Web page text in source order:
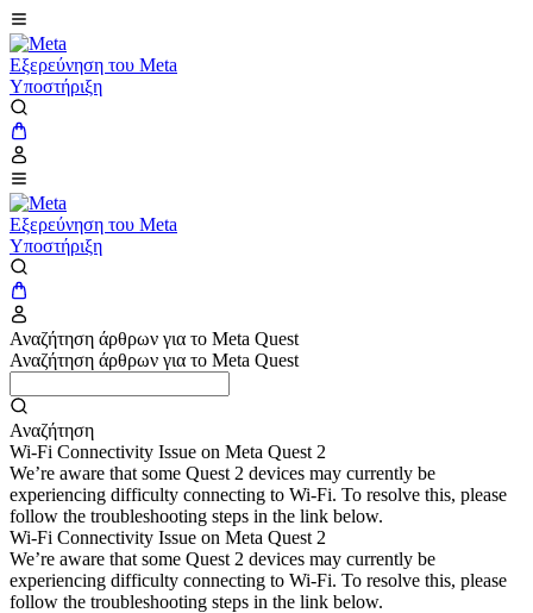
Εξερεύνηση του Meta
Υποστήριξη
Εξερεύνηση του Meta
Υποστήριξη
Αναζήτηση άρθρων για το Meta Quest
Αναζήτηση άρθρων για το Meta Quest
Αναζήτηση
Wi-Fi Connectivity Issue on Meta Quest 2
We’re aware that some Quest 2 devices may currently be
experiencing difficulty connecting to Wi-Fi. To resolve this, please
follow the troubleshooting steps in the link below.
Wi-Fi Connectivity Issue on Meta Quest 2
We’re aware that some Quest 2 devices may currently be
experiencing difficulty connecting to Wi-Fi. To resolve this, please
follow the troubleshooting steps in the link below.